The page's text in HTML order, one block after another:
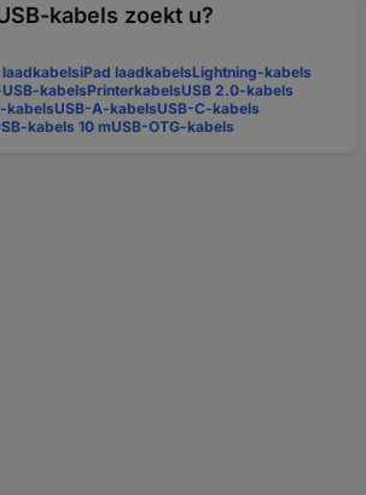
kabels zoekt u?
laadkabelsiPad laadkabelsLightning-kabels
kabelsPrinterkabelsUSB 2.0-kabels
kabelsUSB-A-kabelsUSB-C-kabels
kabels 10 mUSB-OTG-kabels